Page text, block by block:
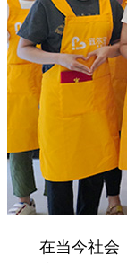
在当今社会，